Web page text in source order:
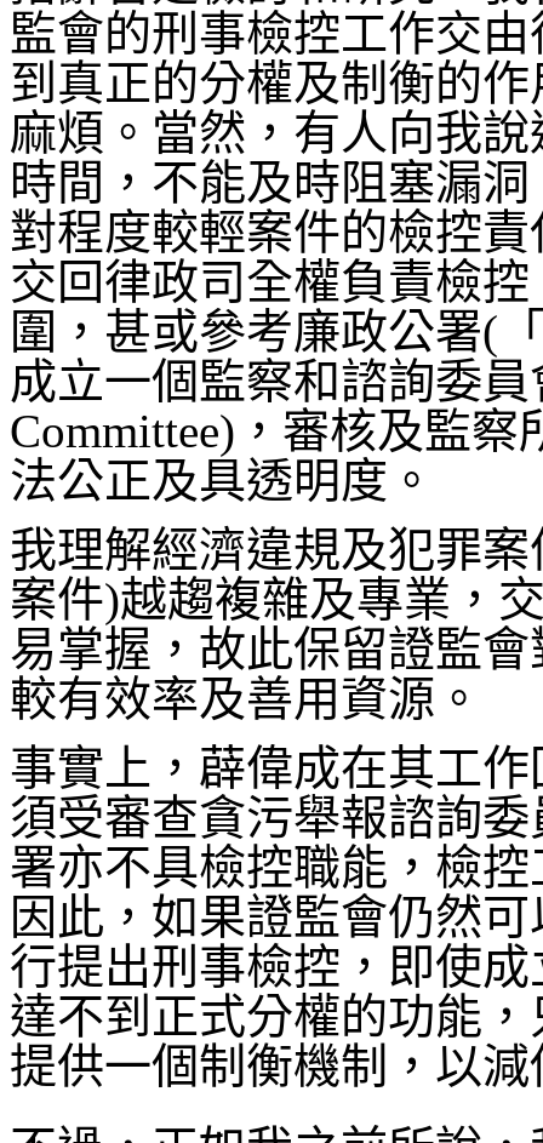
監會的刑事檢控工作交
到真正的分權及制衡的
麻煩。當然，有人向我
時間，不能及時阻塞漏
對程度較輕案件的檢控
交回律政司全權負責檢
圍，甚或參考廉政公署(
成立一個監察和諮詢委員
Committee)，審核及監
法公正及具透明度。
我理解經濟違規及犯罪
案件)越趨複雜及專業，
易掌握，故此保留證監
較有效率及善用資源。
事實上，薜偉成在其工
須受審查貪污舉報諮詢
署亦不具檢控職能，檢
因此，如果證監會仍然
行提出刑事檢控，即使
達不到正式分權的功能
提供一個制衡機制，以